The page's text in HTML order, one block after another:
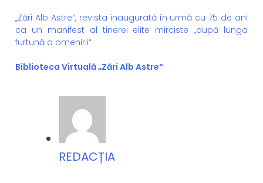
„Zări Alb Astre“, revista inaugurată în urmă cu 75 de ani
ca un manifest al tinerei elite mirciste „după lunga
furtună a omenirii“
Biblioteca Virtuală „Zări Alb Astre“
REDACȚIA